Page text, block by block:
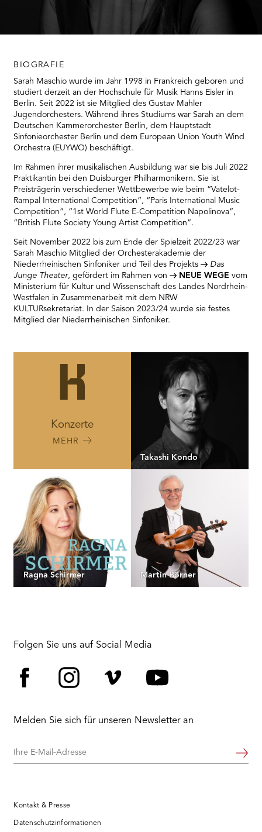
BIOGRAFIE
Sarah Maschio wurde im Jahr 1998 in Frankreich geboren und
studiert derzeit an der Hochschule für Musik Hanns Eisler in
Berlin. Seit 2022 ist sie Mitglied des Gustav Mahler
Jugendorchesters. Während ihres Studiums war Sarah an dem
Deutschen Kammerorchester Berlin, dem Hauptstadt
Sinfonieorchester Berlin und dem European Union Youth Wind
Orchestra (EUYWO) beschäftigt.
Im Rahmen ihrer musikalischen Ausbildung war sie bis Juli 2022
Praktikantin bei den Duisburger Philharmonikern. Sie ist
Preisträgerin verschiedener Wettbewerbe wie beim “Vatelot-
Rampal International Competition”, “Paris International Music
Competition”, “1st World Flute E-Competition Napolinova”,
“British Flute Society Young Artist Competition”.
Seit November 2022 bis zum Ende der Spielzeit 2022/23 war
Sarah Maschio Mitglied der Orchesterakademie der
Niederrheinischen Sinfoniker und Teil des Projekts
Das
Junge Theater, gefördert im Rahmen von NEUE WEGE vom
Ministerium für Kultur und Wissenschaft des Landes Nordrhein-
Westfalen in Zusammenarbeit mit dem NRW
KULTURsekretariat. In der Saison 2023/24 wurde sie festes
Mitglied der Niederrheinischen Sinfoniker.
Konzerte
MEHR
Takashi Kondo
Ragna Schirmer Martin Börner
Folgen Sie uns auf Social Media
Melden Sie sich für unseren Newsletter an
Ihre
Weiter
Kontakt & Presse
Datenschutzinformationen